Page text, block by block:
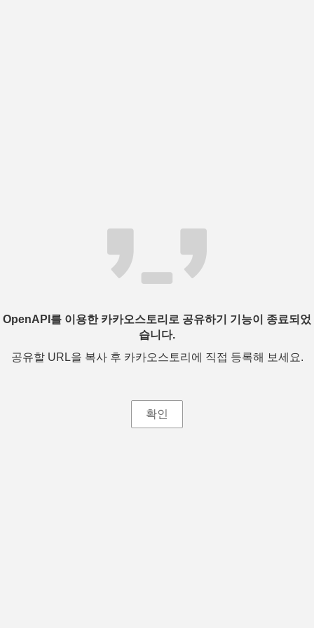
OpenAPI를 이용한 카카오스토리로 공유하기 기능이 종료되었
습니다.
공유할 URL을 복사 후 카카오스토리에 직접 등록해 보세요.
확인